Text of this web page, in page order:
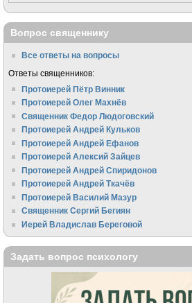
Вопрос священнику
Все ответы на вопросы
Ответы священников:
Протоиерей Пётр Винник
Протоиерей Олег Махнёв
Священник Федор Людоговский
Протоиерей Андрей Кульков
Протоиерей Андрей Ефанов
Протоиерей Алексий Зайцев
Протоиерей Андрей Спиридонов
Протоиерей Андрей Ткачёв
Протоиерей Василий Мазур
Священник Сергий Бегиян
Иерей Владислав Береговой
Задать вопрос психологу